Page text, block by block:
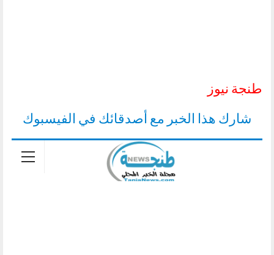
طنجة نيوز
شارك هذا الخبر مع أصدقائك في الفيسبوك